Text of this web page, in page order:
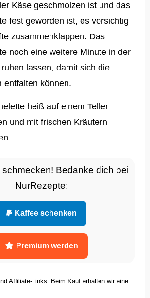
Käse geschmolzen ist und das
fest geworden ist, es vorsichtig
zusammenklappen. Das
noch eine weitere Minute in der
lassen, damit sich die
entfalten können.
heiß auf einem Teller
und mit frischen Kräutern
schmecken! Bedanke dich bei
NurRezepte:
Kaffee schenken
Premium werden
Affiliate-Links. Beim Kauf erhalten wir eine